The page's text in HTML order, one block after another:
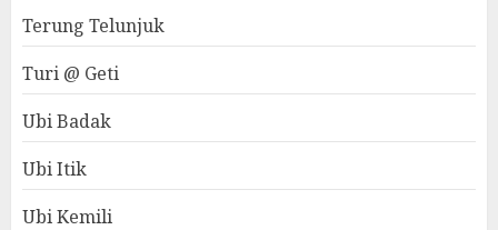
Terung Telunjuk
Turi @ Geti
Ubi Badak
Ubi Itik
Ubi Kemili